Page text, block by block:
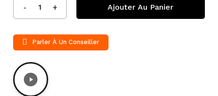
Ajouter Au Panier
Parler À Un Conseiller